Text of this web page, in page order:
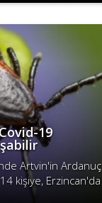
19
Artvin'in Ardanuç
kişiye, Erzincan'da
konuldu.